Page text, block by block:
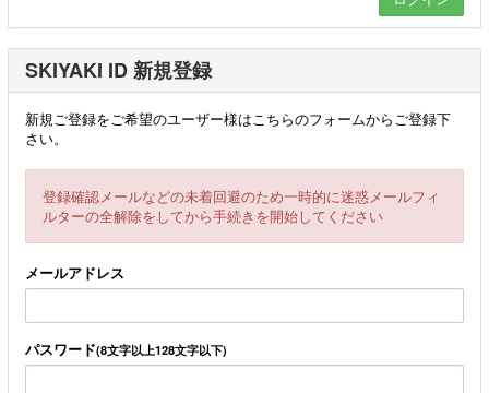
SKIYAKI ID 新規登録
新規ご登録をご希望のユーザー様はこちらのフォームからご登録下
さい。
登録確認メールなどの未着回避のため一時的に迷惑メールフィ
ルターの全解除をしてから手続きを開始してください
メールアドレス
パスワード(8文字以上128文字以下)